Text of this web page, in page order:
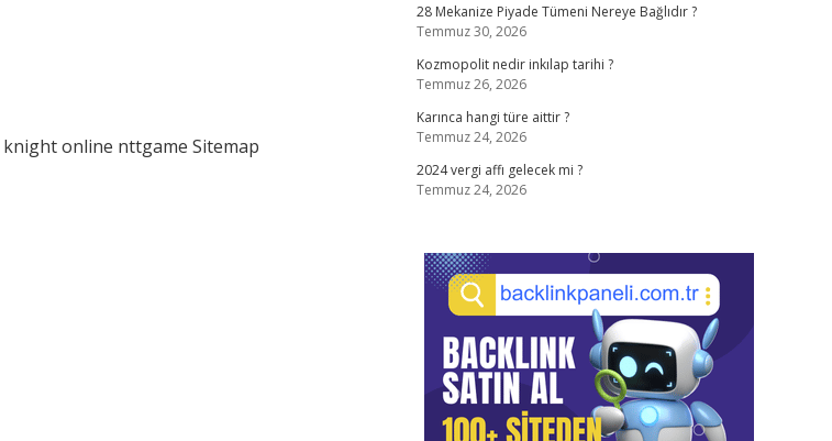
knight online nttgame Sitemap
28 Mekanize Piyade Tümeni Nereye Bağlıdır ?
Temmuz 30, 2026
Kozmopolit nedir inkılap tarihi ?
Temmuz 26, 2026
Karınca hangi türe aittir ?
Temmuz 24, 2026
2024 vergi affı gelecek mi ?
Temmuz 24, 2026